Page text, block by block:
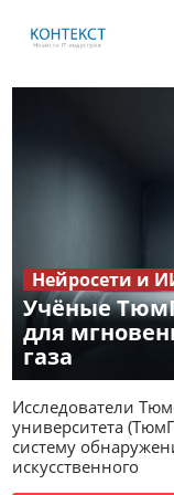
Учёные
для
газа
Нейросети и
Исследователи
университета
систему
искусственного